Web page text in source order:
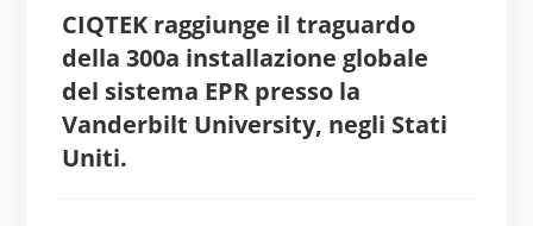
CIQTEK raggiunge il traguardo
della 300a installazione globale
del sistema EPR presso la
Vanderbilt University, negli Stati
Uniti.